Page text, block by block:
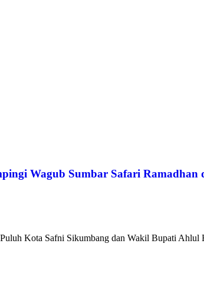
Wagub Sumbar Safari Ramadhan
Kota Safni Sikumbang dan Wakil Bupati Ahlul